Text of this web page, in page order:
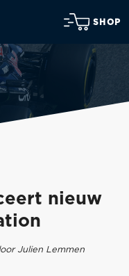
SHOP
nieuw
Julien Lemmen